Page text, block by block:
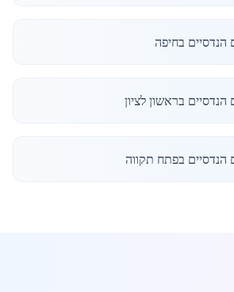
הנדסיים בחיפה
בראשון לציון
הנדסיים בפתח תקווה